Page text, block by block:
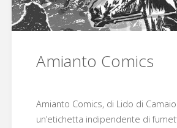
Amianto Comics
Amianto Comics, di Lido di
un’etichetta indipendente di